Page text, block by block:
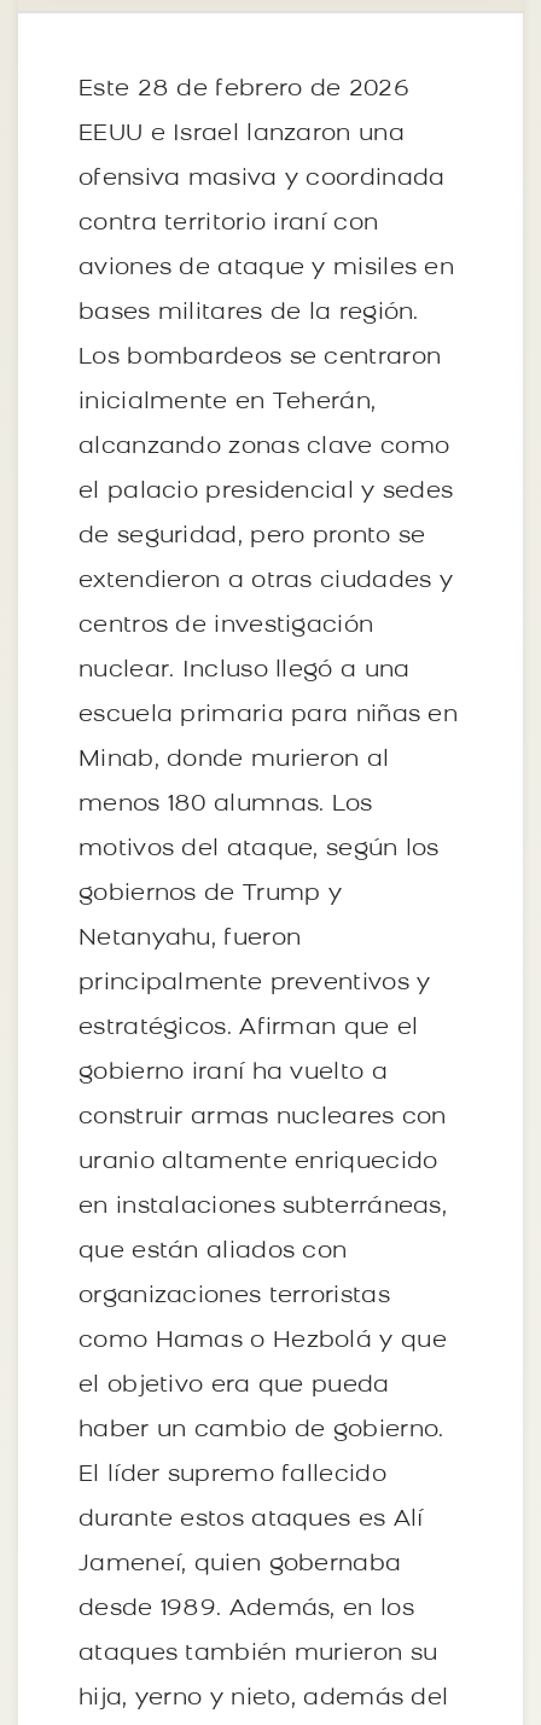
Este 28 de febrero de 2026
EEUU e Israel lanzaron una
ofensiva masiva y coordinada
contra territorio iraní con
aviones de ataque y misiles en
bases militares de la región.
Los bombardeos se centraron
inicialmente en Teherán,
alcanzando zonas clave como
el palacio presidencial y sedes
de seguridad, pero pronto se
extendieron a otras ciudades y
centros de investigación
nuclear. Incluso llegó a una
escuela primaria para niñas en
Minab, donde murieron al
menos 180 alumnas. Los
motivos del ataque, según los
gobiernos de Trump y
Netanyahu, fueron
principalmente preventivos y
estratégicos. Afirman que el
gobierno iraní ha vuelto a
construir armas nucleares con
uranio altamente enriquecido
en instalaciones subterráneas,
que están aliados con
organizaciones terroristas
como Hamas o Hezbolá y que
el objetivo era que pueda
haber un cambio de gobierno.
El líder supremo fallecido
durante estos ataques es Alí
Jameneí, quien gobernaba
desde 1989. Además, en los
ataques también murieron su
hija, yerno y nieto, además del